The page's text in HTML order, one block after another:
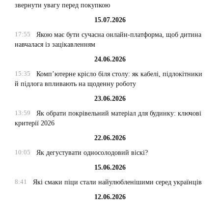
звернути увагу перед покупкою
15.07.2026
17:55
Якою має бути сучасна онлайн-платформа, щоб дитина
навчалася із зацікавленням
24.06.2026
15:35
Комп’ютерне крісло біля столу: як кабелі, підлокітники
й підлога впливають на щоденну роботу
23.06.2026
13:59
Як обрати покрівельний матеріал для будинку: ключові
критерії 2026
22.06.2026
10:05
Як дегустувати односолодовий віскі?
15.06.2026
8:41
Які смаки піци стали найулюбленішими серед українців
12.06.2026